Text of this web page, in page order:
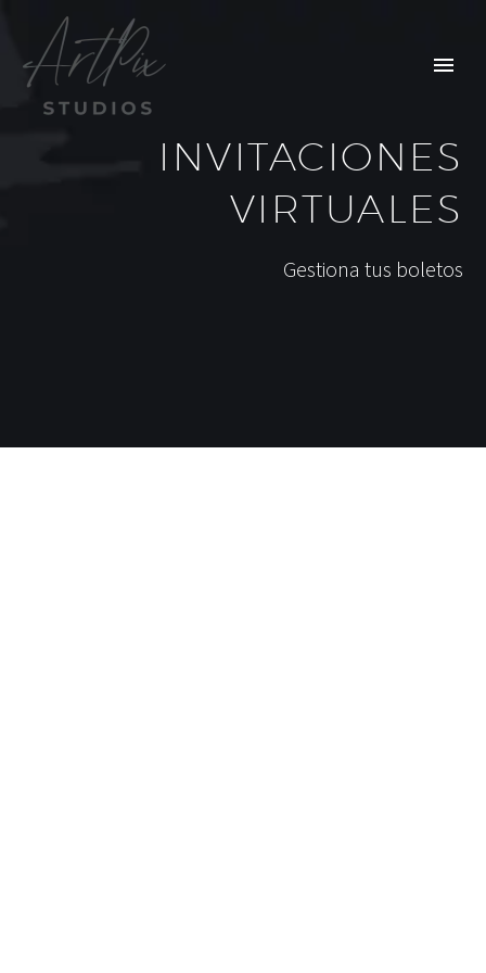
INVITACIONES
VIRTUALES
Gestiona tus boletos